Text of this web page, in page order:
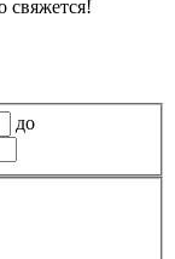
свяжется!
до